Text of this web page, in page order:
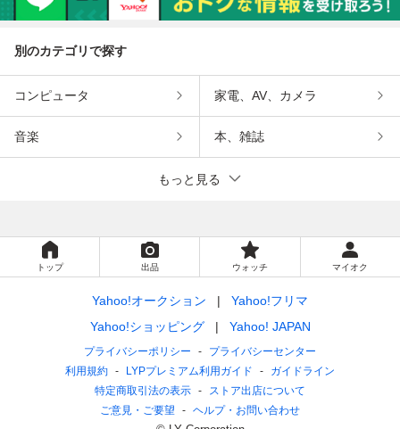
別のカテゴリで探す
コンピュータ 家電、AV、カメラ
音楽 本、雑誌
もっと見る
トップ 出品 ウォッチ マイオク
Yahoo!オークション
Yahoo!フリマ
Yahoo!ショッピング
Yahoo! JAPAN
プライバシーポリシー
プライバシーセンター
利用規約
LYPプレミアム利用ガイド
ガイドライン
特定商取引法の表示
ストア出店について
ご意見・ご要望
ヘルプ・お問い合わせ